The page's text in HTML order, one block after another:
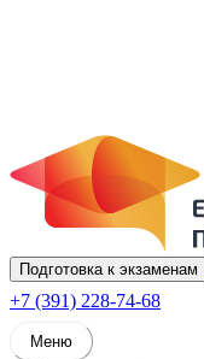
Подготовка к экзаменам
+7 (391) 228-74-68
Меню